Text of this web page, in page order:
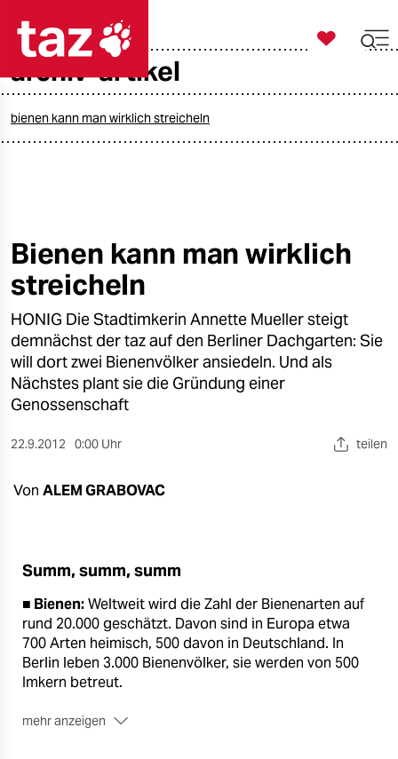
taz zahl ich
öko
gesellschaft
kultur
sport
berlin
nord
wahrheit
shop
fragen & hilfe
unterstützen
abo

taz zahl ich
archiv-artikel
bienen kann man wirklich streicheln
Bienen kann man wirklich
streicheln
HONIG Die Stadtimkerin Annette Mueller steigt
demnächst der taz auf den Berliner Dachgarten: Sie
will dort zwei Bienenvölker ansiedeln. Und als
Nächstes plant sie die Gründung einer
Genossenschaft
22.9.2012 0:00 Uhr teilen
Von ALEM GRABOVAC
Summ, summ, summ
■ Bienen:Weltweit wird die Zahl der Bienenarten auf
rund 20.000 geschätzt. Davon sind in Europa etwa
700 Arten heimisch, 500 davon in Deutschland. In
Berlin leben 3.000 Bienenvölker, sie werden von 500
Imkern betreut.
mehr anzeigen